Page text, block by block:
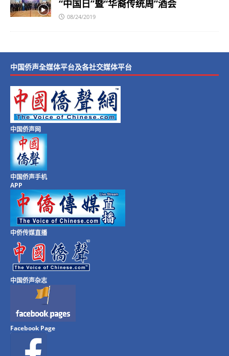
“中国日”暨“华裔传统周”酒会
08/24/2019
中国侨声全媒体平台及各社交媒体平台
中国侨声网
中国侨声手机
APP
中侨传媒直播
中国侨声杂志
Facebook Page